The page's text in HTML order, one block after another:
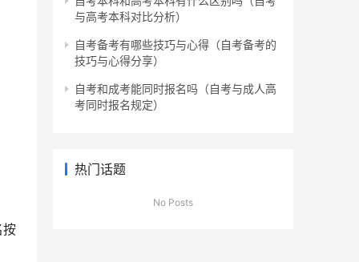
按
与高考本科对比分析）
自考备考有哪些技巧与心得（自考备考的
技巧与心得分享）
自考和成考能同时报名吗（自考与成人高
考同时报名规定）
热门话题
No Posts